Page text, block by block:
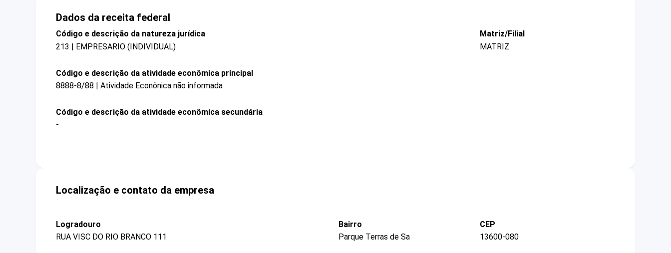
Dados da receita federal
Código e descrição da natureza jurídica
213 | EMPRESARIO (INDIVIDUAL)
Matriz/Filial
MATRIZ
Código e descrição da atividade econômica principal
8888-8/88 | Atividade Econônica não informada
Código e descrição da atividade econômica secundária
-
Localização e contato da empresa
Logradouro
RUA VISC DO RIO BRANCO 111
Bairro
Parque Terras de Sa
CEP
13600-080